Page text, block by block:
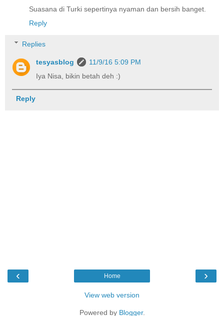
Suasana di Turki sepertinya nyaman dan bersih banget.
Reply
Replies
tesyasblog
11/9/16 5:09 PM
Iya Nisa, bikin betah deh :)
Reply
‹ ›
Home
View web version
Powered by Blogger.